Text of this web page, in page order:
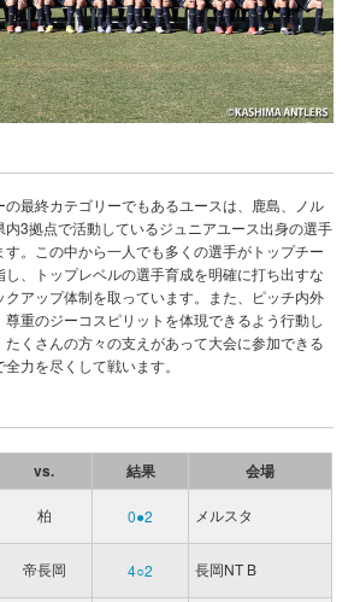
最終カテゴリーでもあるユースは、鹿島、ノル
内3拠点で活動しているジュニアユース出身の選手
。この中から一人でも多くの選手がトップチー
し、トップレベルの選手育成を明確に打ち出すな
クアップ体制を取っています。また、ピッチ内外
重のジーコスピリットを体現できるよう行動し
くさんの方々の支えがあって大会に参加できる
力を尽くして戦います。
vs. 結果 会場
柏 0●2 メルスタ
帝長岡 4○2 長岡NT B